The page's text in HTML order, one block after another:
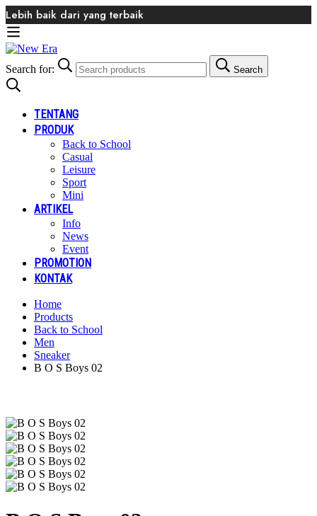
Lebih baik dari yang terbaik
Search for: Search
TENTANG
PRODUK
Back to School
Casual
Leisure
Sport
Mini
ARTIKEL
Info
News
Event
PROMOTION
KONTAK
Home
Products
Back to School
Men
Sneaker
B O S Boys 02